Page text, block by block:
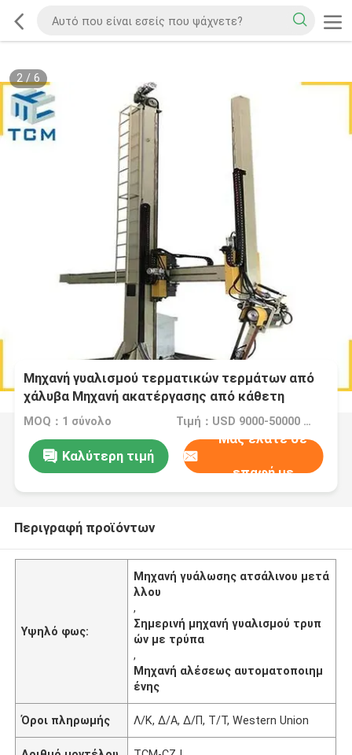
2/ 6
Μηχανή γυαλισμού τερματικών τερμάτων από
χάλυβα Μηχανή ακατέργασης από κάθετη
δεξαμενή
MOQ：1 σύνολο Τιμή：USD 9000-50000 Dollar per set
Καλύτερη τιμή
Μας ελάτε σε
επαφή με
Περιγραφή προϊόντων
Υψηλό φως:
Μηχανή γυάλωσης ατσάλινου μετά
λλου
,
Σημερινή μηχανή γυαλισμού τρυπ
ών με τρύπα
,
Μηχανή αλέσεως αυτοματοποιημ
ένης
Όροι πληρωμής Λ/Κ, Δ/Α, Δ/Π, Τ/Τ, Western Union